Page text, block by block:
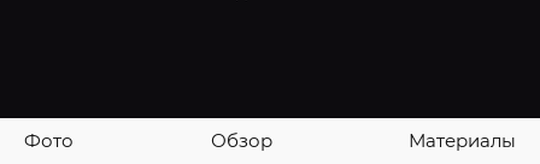
Фото Обзор Материалы